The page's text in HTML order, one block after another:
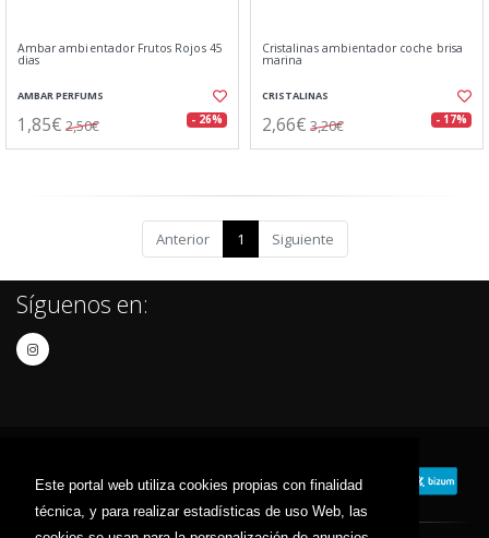
Este portal web utiliza cookies propias con finalidad
técnica, y para realizar estadísticas de uso Web, las
Ambar ambientador Frutos Rojos 45
dias
AMBAR PERFUMS
1,85€ 2,50€ - 26%
Cristalinas ambientador coche brisa
marina
CRISTALINAS
2,66€ 3,20€ - 17%
Anterior 1 Siguiente
Síguenos en: